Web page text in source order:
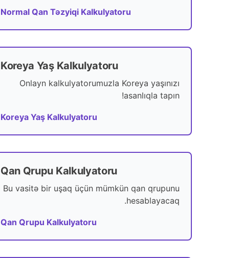
Normal Qan Təzyiqi Kalkulyatoru
Koreya Yaş Kalkulyatoru
Onlayn kalkulyatorumuzla Koreya yaşınızı
asanlıqla tapın!
Koreya Yaş Kalkulyatoru
Qan Qrupu Kalkulyatoru
Bu vasitə bir uşaq üçün mümkün qan qrupunu
hesablayacaq.
Qan Qrupu Kalkulyatoru